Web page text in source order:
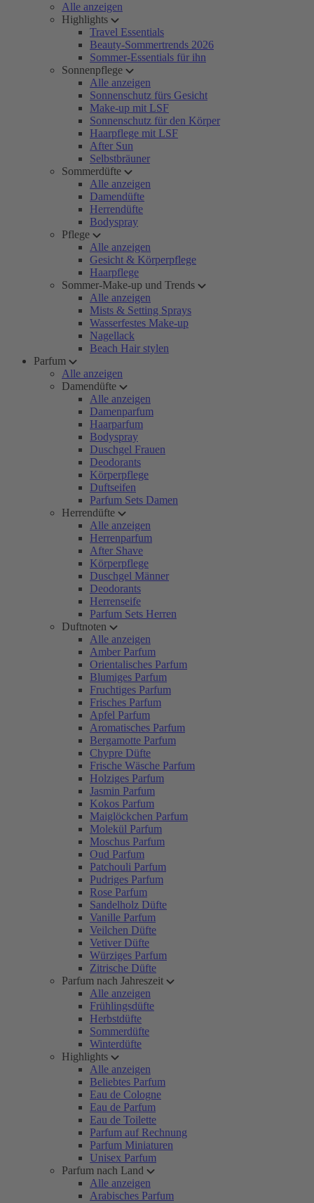
Alle anzeigen
Highlights
Travel Essentials
Beauty-Sommertrends 2026
Sommer-Essentials für ihn
Sonnenpflege
Alle anzeigen
Sonnenschutz fürs Gesicht
Make-up mit LSF
Sonnenschutz für den Körper
Haarpflege mit LSF
After Sun
Selbstbräuner
Sommerdüfte
Alle anzeigen
Damendüfte
Herrendüfte
Bodyspray
Pflege
Alle anzeigen
Gesicht & Körperpflege
Haarpflege
Sommer-Make-up und Trends
Alle anzeigen
Mists & Setting Sprays
Wasserfestes Make-up
Nagellack
Beach Hair stylen
Parfum
Alle anzeigen
Damendüfte
Alle anzeigen
Damenparfum
Haarparfum
Bodyspray
Duschgel Frauen
Deodorants
Körperpflege
Duftseifen
Parfum Sets Damen
Herrendüfte
Alle anzeigen
Herrenparfum
After Shave
Körperpflege
Duschgel Männer
Deodorants
Herrenseife
Parfum Sets Herren
Duftnoten
Alle anzeigen
Amber Parfum
Orientalisches Parfum
Blumiges Parfum
Fruchtiges Parfum
Frisches Parfum
Apfel Parfum
Aromatisches Parfum
Bergamotte Parfum
Chypre Düfte
Frische Wäsche Parfum
Holziges Parfum
Jasmin Parfum
Kokos Parfum
Maiglöckchen Parfum
Molekül Parfum
Moschus Parfum
Oud Parfum
Patchouli Parfum
Pudriges Parfum
Rose Parfum
Sandelholz Düfte
Vanille Parfum
Veilchen Düfte
Vetiver Düfte
Würziges Parfum
Zitrische Düfte
Parfum nach Jahreszeit
Alle anzeigen
Frühlingsdüfte
Herbstdüfte
Sommerdüfte
Winterdüfte
Highlights
Alle anzeigen
Beliebtes Parfum
Eau de Cologne
Eau de Parfum
Eau de Toilette
Parfum auf Rechnung
Parfum Miniaturen
Unisex Parfum
Parfum nach Land
Alle anzeigen
Arabisches Parfum